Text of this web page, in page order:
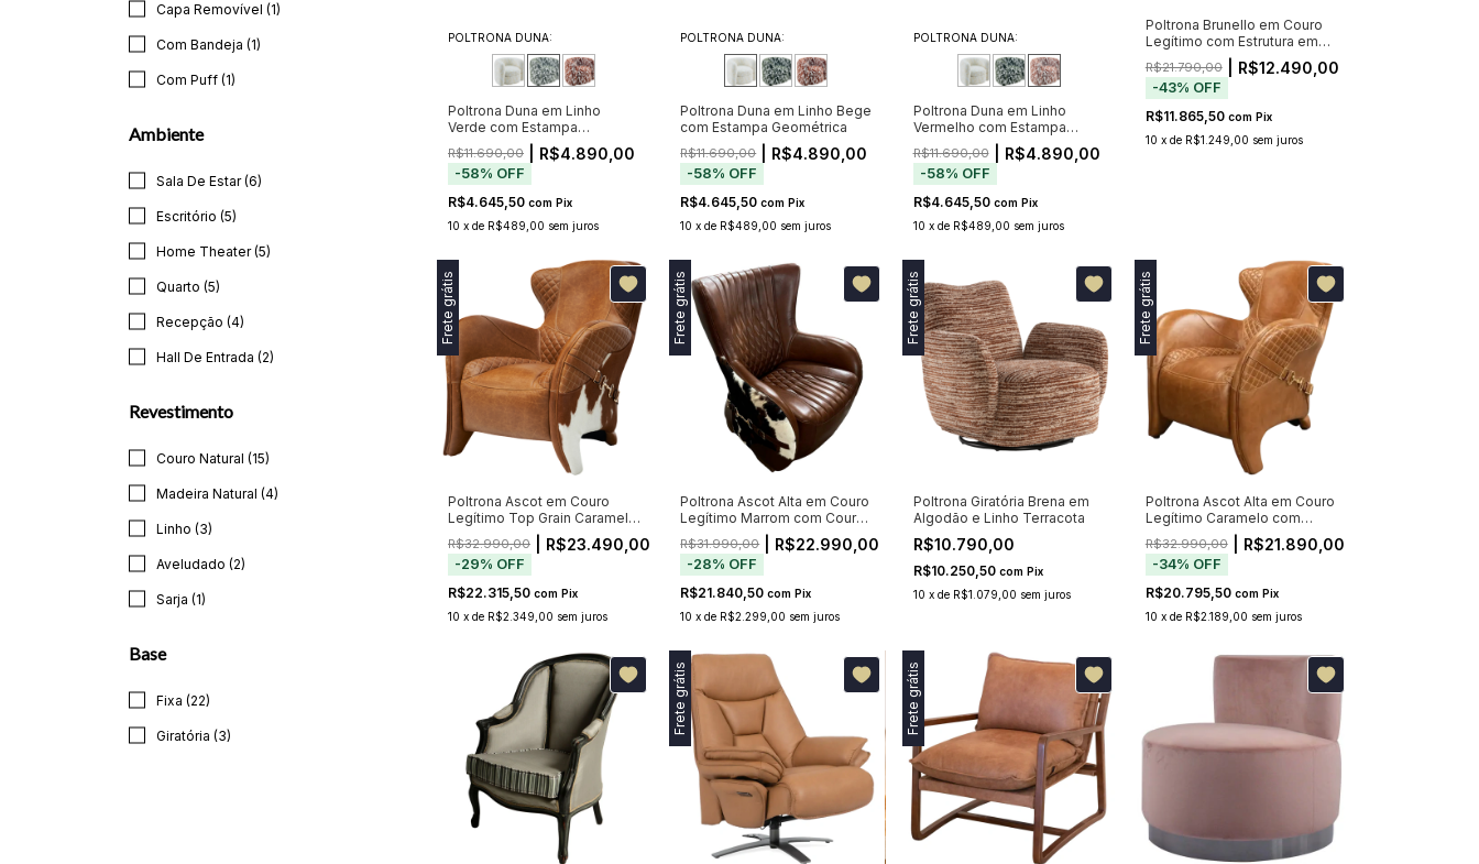
Capa Removível (1)
Com Bandeja (1)
Com Puff (1)
Ambiente
Sala De Estar (6)
Escritório (5)
Home Theater (5)
Quarto (5)
Recepção (4)
Hall De Entrada (2)
Revestimento
Couro Natural (15)
Madeira Natural (4)
Linho (3)
Aveludado (2)
Sarja (1)
Base
Fixa (22)
Giratória (3)
POLTRONA DUNA:
Poltrona Duna em Linho
Verde com Estampa
R$11.690,00 | R$4.890,00
-58% OFF
R$4.645,50 com Pix
10 x de R$489,00 sem juros
POLTRONA DUNA:
Poltrona Duna em Linho Bege
com Estampa Geométrica
R$11.690,00| R$4.890,00
-58% OFF
R$4.645,50com Pix
10 xde R$489,00 sem juros
POLTRONA DUNA:
Poltrona Duna em Linho
Vermelho com Estampa
R$11.690,00| R$4.890,00
-58% OFF
R$4.645,50 com Pix
10 x de R$489,00 sem juros
Poltrona Brunello em Couro
Legítimo com Estrutura em
Madeira e Aço
R$21.790,00| R$12.490,00
-43% OFF
R$11.865,50 com Pix
10 x de R$1.249,00 sem juros
Frete grátis
Poltrona Ascot em Couro
Legítimo Top Grain Caramelo
com Matelassê e Detalhes
de Selaria
R$32.990,00 | R$23.490,00
-29% OFF
R$22.315,50 com Pix
10 x de R$2.349,00 sem juros
Frete grátis
Poltrona Ascot Alta em Couro
Legítimo Marrom com Couro
Bovino Natural e Matelassê
R$31.990,00| R$22.990,00
-28% OFF
R$21.840,50com Pix
10 xde R$2.299,00 sem juros
Frete grátis
Poltrona Giratória Brena em
Algodão e Linho Terracota
R$10.790,00
R$10.250,50 com Pix
10 x de R$1.079,00 sem juros
Frete grátis
Poltrona Ascot Alta em Couro
Legítimo Caramelo com
R$32.990,00| R$21.890,00
-34% OFF
R$20.795,50 com Pix
10 x de R$2.189,00 sem juros
Frete grátis Frete grátis